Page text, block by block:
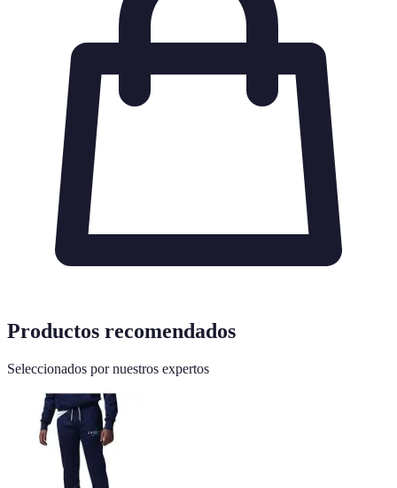
Productos recomendados
Seleccionados por nuestros expertos